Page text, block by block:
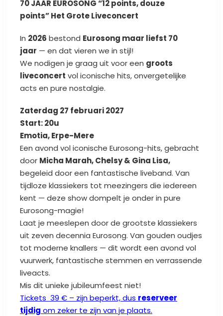
70 JAAR EUROSONG“12 points, douze
points”Het Grote Liveconcert
In 2026 bestond Eurosong maar liefst 70
jaar — en dat vieren we in stijl!
We nodigen je graag uit voor een groots
liveconcert vol iconische hits, onvergetelijke
acts en pure nostalgie.
Zaterdag 27 februari 2027
Start: 20u
Emotia, Erpe-Mere
Een avond vol iconische Eurosong-hits, gebracht
door Micha Marah, Chelsy & Gina Lisa,
begeleid door een fantastische liveband. Van
tijdloze klassiekers tot meezingers die iedereen
kent — deze show dompelt je onder in pure
Eurosong-magie!
Laat je meeslepen door de grootste klassiekers
uit zeven decennia Eurosong. Van gouden oudjes
tot moderne knallers — dit wordt een avond vol
vuurwerk, fantastische stemmen en verrassende
liveacts.
Mis dit unieke jubileumfeest niet!
Tickets 39 € – zijn beperkt, dus reserveer
tijdig om zeker te zijn van je plaats.